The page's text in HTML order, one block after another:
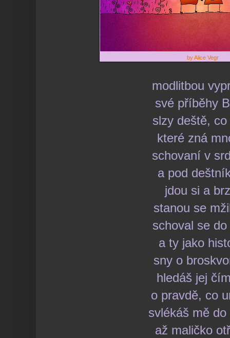
by Alice Vegr
modlitbou
své příběhy
slzy deště,
které zná
schovaní v
a pod
jdou si a
stanou se
schoval se
a ty jako
sny o
hledáš jej
o pravdě, co
svlékáš mě do
až maličko